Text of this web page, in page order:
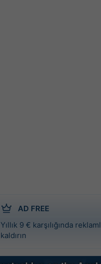
AD FREE
Yıllık 9 € karşılığında
kaldırın